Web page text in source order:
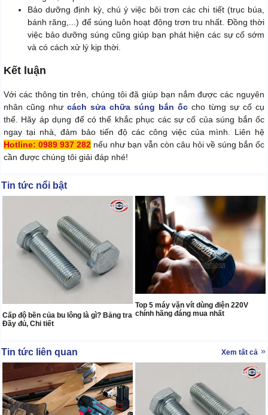
Bảo dưỡng định kỳ, chú ý việc bôi trơn các chi tiết (trục búa,
bánh răng,...) để súng luôn hoạt động trơn tru nhất. Đồng thời
việc bảo dưỡng súng cũng giúp bạn phát hiện các sự cố sớm
và có cách xử lý kịp thời.
Kết luận
Với các thông tin trên, chúng tôi đã giúp bạn nắm được các nguyên
nhân cũng như cách sửa chữa súng bắn ốc cho từng sự cố cụ
thể. Hãy áp dụng để có thể khắc phục các sự cố của súng bắn ốc
ngay tại nhà, đảm bảo tiến độ các công việc của mình. Liên hệ
Hotline: 0989 937 282 nếu như bạn vẫn còn câu hỏi về súng bắn ốc
cần được chúng tôi giải đáp nhé!
Tin tức nổi bật
Cấp độ bền của bu lông là gì? Bảng tra
Đầy đủ, Chi tiết
Top 5 máy vặn vít dùng điện 220V
chính hãng đáng mua nhất
Tin tức liên quan Xem tất cả